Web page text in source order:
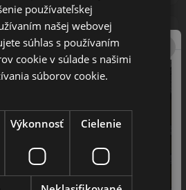
používateľskej
našej webovej
súhlas s používaním
cookie v súlade s našimi
súborov cookie.
Výkonnosť Cielenie